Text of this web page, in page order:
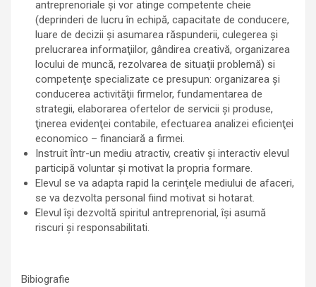
antreprenoriale şi vor atinge competente cheie
(deprinderi de lucru în echipă, capacitate de conducere,
luare de decizii şi asumarea răspunderii, culegerea şi
prelucrarea informaţiilor, gândirea creativă, organizarea
locului de muncă, rezolvarea de situaţii problemă) si
competenţe specializate ce presupun: organizarea şi
conducerea activităţii firmelor, fundamentarea de
strategii, elaborarea ofertelor de servicii şi produse,
ţinerea evidenţei contabile, efectuarea analizei eficienţei
economico – financiară a firmei.
Instruit într-un mediu atractiv, creativ şi interactiv elevul
participă voluntar şi motivat la propria formare.
Elevul se va adapta rapid la cerinţele mediului de afaceri,
se va dezvolta personal fiind motivat si hotarat.
Elevul îşi dezvoltă spiritul antreprenorial, îşi asumă
riscuri şi responsabilitati.
Bibiografie